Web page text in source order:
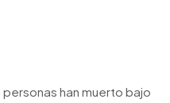
personas han muerto bajo